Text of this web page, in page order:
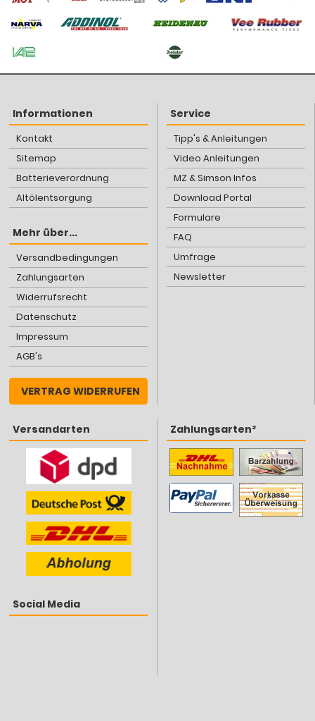
Informationen
Kontakt
Sitemap
Batterieverordnung
Altölentsorgung
Mehr über...
Versandbedingungen
Zahlungsarten
Widerrufsrecht
Datenschutz
Impressum
AGB's
VERTRAG WIDERRUFEN
Service
Tipp's & Anleitungen
Video Anleitungen
MZ & Simson Infos
Download Portal
Formulare
FAQ
Umfrage
Newsletter
Versandarten
Social Media
Zahlungsarten²